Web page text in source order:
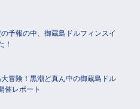
予報の中、御蔵島ドルフィンスイ
！
冒険！黒潮ど真ん中の御蔵島ドル
催レポート